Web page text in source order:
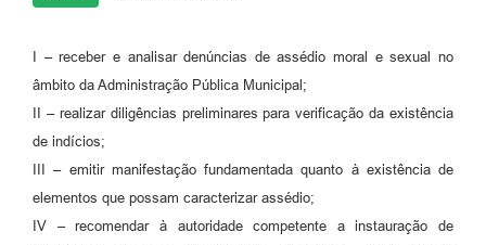
I – receber e analisar denúncias de assédio moral e sexual no
âmbito da Administração Pública Municipal;
II – realizar diligências preliminares para verificação da existência
de indícios;
III – emitir manifestação fundamentada quanto à existência de
elementos que possam caracterizar assédio;
IV – recomendar à autoridade competente a instauração de